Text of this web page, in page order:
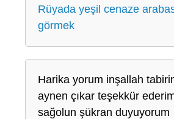
Rüyada yeşil cenaze
görmek
Harika yorum inşallah
aynen çıkar teşekkür
sağolun şükran duyuyorum